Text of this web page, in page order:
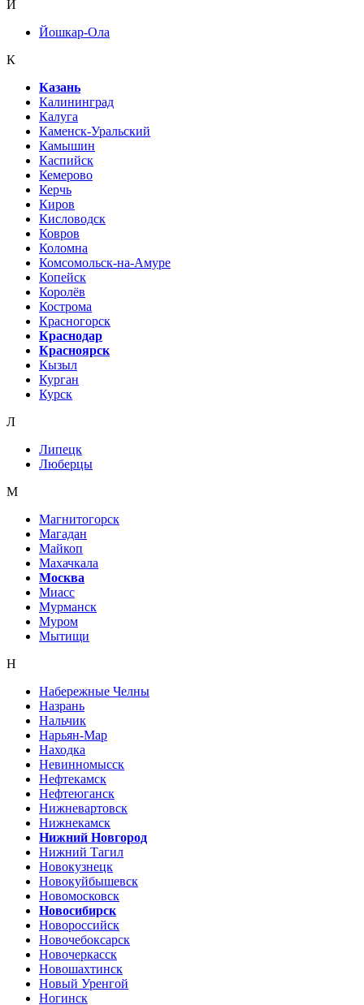
Й
Йошкар-Ола
К
Казань
Калининград
Калуга
Каменск-Уральский
Камышин
Каспийск
Кемерово
Керчь
Киров
Кисловодск
Ковров
Коломна
Комсомольск-на-Амуре
Копейск
Королёв
Кострома
Красногорск
Краснодар
Красноярск
Кызыл
Курган
Курск
Л
Липецк
Люберцы
М
Магнитогорск
Магадан
Майкоп
Махачкала
Москва
Миасс
Мурманск
Муром
Мытищи
Н
Набережные Челны
Назрань
Нальчик
Нарьян-Мар
Находка
Невинномысск
Нефтекамск
Нефтеюганск
Нижневартовск
Нижнекамск
Нижний Новгород
Нижний Тагил
Новокузнецк
Новокуйбышевск
Новомосковск
Новосибирск
Новороссийск
Новочебоксарск
Новочеркасск
Новошахтинск
Новый Уренгой
Ногинск